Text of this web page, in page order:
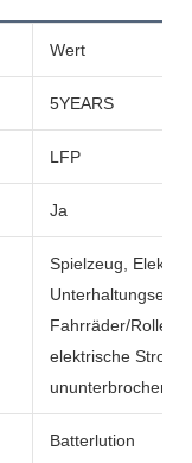
Wert
5YEARS
LFP
Ja
Spielzeug,
Fahrräder/Roller,
elektrische
ununterbrochene
Batterlution